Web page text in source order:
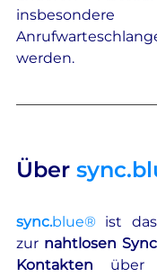
werden.
Über
sync.blue® ist
zur nahtlosen
Kontakten über